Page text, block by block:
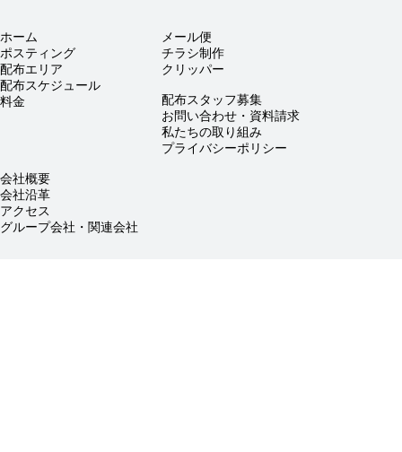
ホーム
ポスティング
配布エリア
配布スケジュール
料金
メール便
チラシ制作
クリッパー
配布スタッフ募集
お問い合わせ・資料請求
私たちの取り組み
プライバシーポリシー
会社概要
会社沿革
アクセス
グループ会社・関連会社